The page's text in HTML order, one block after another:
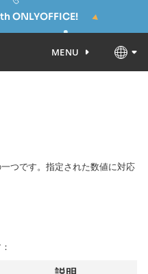
ONLYOFFICE!
MENU
つです。指定された数値に対応